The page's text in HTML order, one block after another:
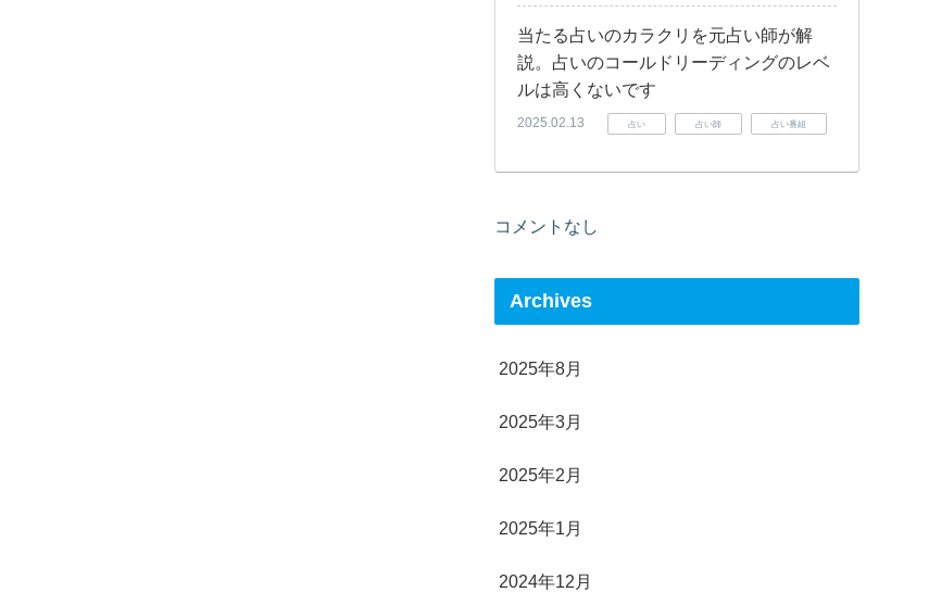
当たる占いのカラクリを元占い師が解
説。占いのコールドリーディングのレベ
ルは高くないです
2025.02.13 占い 占い師 占い番組
コメントなし
Archives
2025年8月
2025年3月
2025年2月
2025年1月
2024年12月